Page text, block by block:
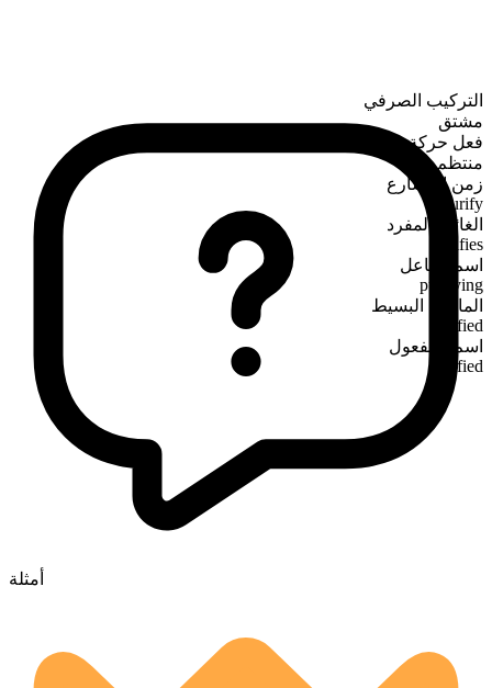
التركيب الصرفي
مشتق
فعل حركة
منتظم
زمن المضارع
purify
الغائب المفرد
purifies
اسم الفاعل
purifying
الماضي البسيط
purified
اسم المفعول
purified
أمثلة